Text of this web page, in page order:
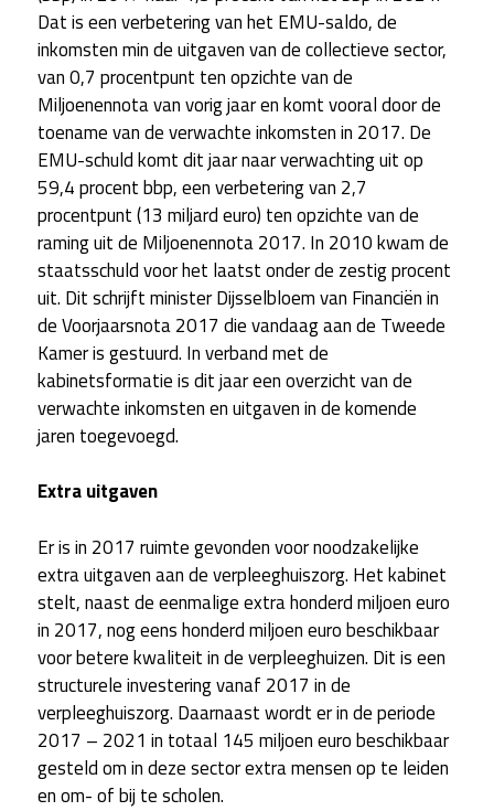
Dat is een verbetering van het EMU-saldo, de
inkomsten min de uitgaven van de collectieve sector,
van 0,7 procentpunt ten opzichte van de
Miljoenennota van vorig jaar en komt vooral door de
toename van de verwachte inkomsten in 2017. De
EMU-schuld komt dit jaar naar verwachting uit op
59,4 procent bbp, een verbetering van 2,7
procentpunt (13 miljard euro) ten opzichte van de
raming uit de Miljoenennota 2017. In 2010 kwam de
staatsschuld voor het laatst onder de zestig procent
uit. Dit schrijft minister Dijsselbloem van Financiën in
de Voorjaarsnota 2017 die vandaag aan de Tweede
Kamer is gestuurd. In verband met de
kabinetsformatie is dit jaar een overzicht van de
verwachte inkomsten en uitgaven in de komende
jaren toegevoegd.
Extra uitgaven
Er is in 2017 ruimte gevonden voor noodzakelijke
extra uitgaven aan de verpleeghuiszorg. Het kabinet
stelt, naast de eenmalige extra honderd miljoen euro
in 2017, nog eens honderd miljoen euro beschikbaar
voor betere kwaliteit in de verpleeghuizen. Dit is een
structurele investering vanaf 2017 in de
verpleeghuiszorg. Daarnaast wordt er in de periode
2017 – 2021 in totaal 145 miljoen euro beschikbaar
gesteld om in deze sector extra mensen op te leiden
en om- of bij te scholen.